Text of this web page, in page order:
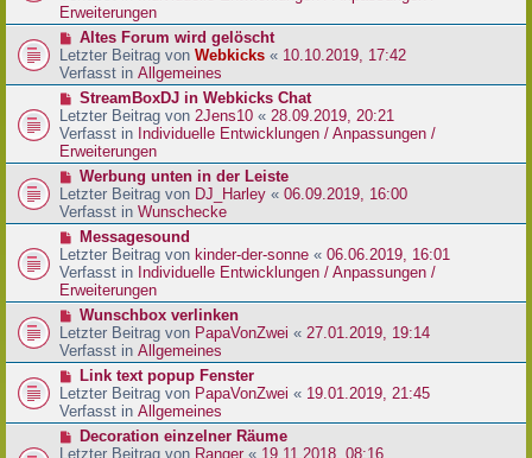
g
i
t
a
g
e
r
B
e
i
r
a
g
Erweiterungen
N
e
u
e
r
B
e
i
r
a
g
Altes Forum wird gelöscht
Letzter Beitrag von Webkicks « 10.10.2019, 17:42
Verfasst in Allgemeines
N
e
u
e
r
B
e
i
r
a
g
StreamBoxDJ in Webkicks Chat
Letzter Beitrag von 2Jens10 « 28.09.2019, 20:21
Verfasst in Individuelle Entwicklungen / Anpassungen /
Erweiterungen
N
e
u
e
r
B
e
i
r
a
g
Werbung unten in der Leiste
Letzter Beitrag von DJ_Harley « 06.09.2019, 16:00
Verfasst in Wunschecke
N
e
u
e
r
B
e
i
r
a
g
Messagesound
Letzter Beitrag von kinder-der-sonne « 06.06.2019, 16:01
Verfasst in Individuelle Entwicklungen / Anpassungen /
Erweiterungen
N
e
u
e
r
B
e
Wunschbox verlinken
Letzter Beitrag von PapaVonZwei « 27.01.2019, 19:14
Verfasst in Allgemeines
N
e
u
e
r
Link text popup Fenster
Letzter Beitrag von PapaVonZwei « 19.01.2019, 21:45
Verfasst in Allgemeines
N
e
Decoration einzelner Räume
Letzter Beitrag von Ranger « 19.11.2018, 08:16